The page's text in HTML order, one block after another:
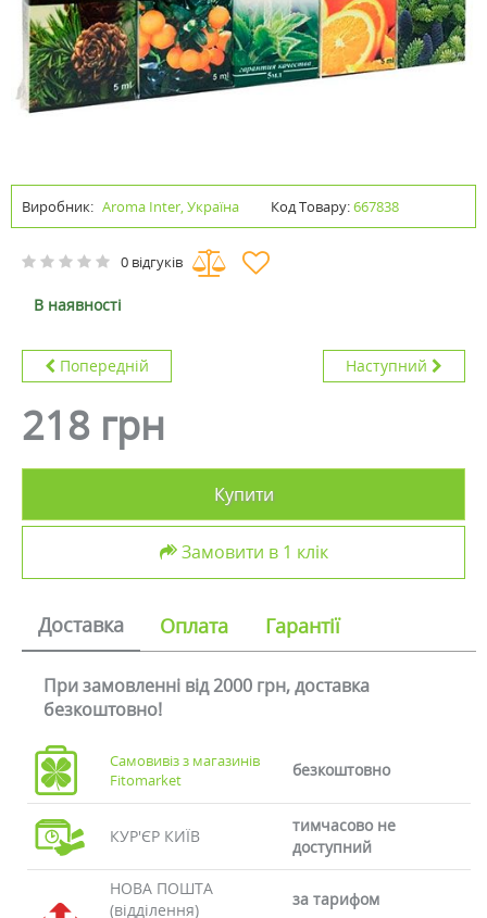
Виробник: Aroma Inter, Україна Код Товару:667838
0 відгуків
В наявності
Попередній Наступний
218 грн
Купити
Замовити в 1 клік
Доставка Оплата Гарантії
При замовленні від 2000 грн, доставка
безкоштовно!
Самовивіз з магазинів
Fitomarket
безкоштовно
КУР'ЄР КИЇВ
тимчасово не
доступний
НОВА ПОШТА
(відділення)
за тарифом